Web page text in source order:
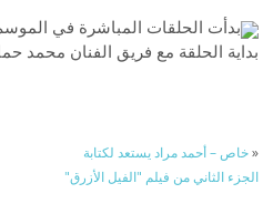
بداية الحلقة مع فريق الفنان محمد
«خاص – أحمد مراد يستعد لكتابة
الجزء الثاني من فيلم "الفيل الأزرق"